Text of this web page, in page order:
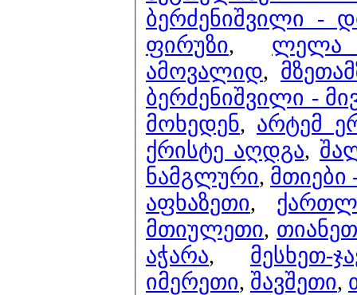
ბერძენიშვილი -
ფირუზი, ლელა
ამოვალიდ,
ბერძენიშვილი -
მოხედენ, არტემ
ქრისტე აღდგა,
ნამგლური, მთიები
აფხაზეთი,
მთიულეთი,
აჭარა, მესხეთ-
იმერეთი, შავშეთი,